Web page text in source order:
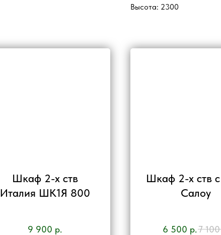
Высота: 2300
Шкаф 2-х ств
Италия ШК1Я 800
9 900 р.
Шкаф 2-х ств
Салоу
6 500 р.7 100